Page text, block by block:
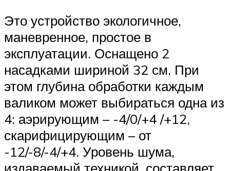
Это устройство экологичное,
маневренное, простое в
эксплуатации. Оснащено 2
насадками шириной 32 см. При
этом глубина обработки каждым
валиком может выбираться одна из
4: аэрирующим – -4/0/+4 /+12,
скарифицирующим – от
-12/-8/-4/+4. Уровень шума,